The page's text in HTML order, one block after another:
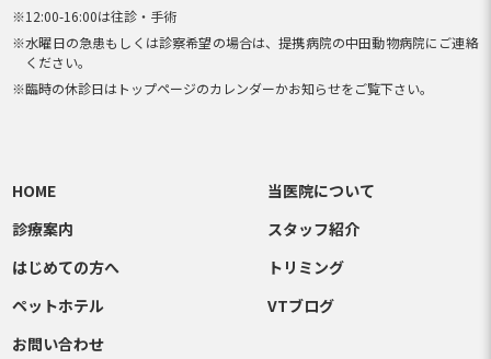
12:00-16:00は往診・手術
水曜日の急患もしくは診察希望の場合は、提携病院の中田動物病院にご連絡
ください。
臨時の休診日はトップページのカレンダーかお知らせをご覧下さい。
HOME
当医院について
診療案内
スタッフ紹介
はじめての方へ
トリミング
ペットホテル
VTブログ
お問い合わせ